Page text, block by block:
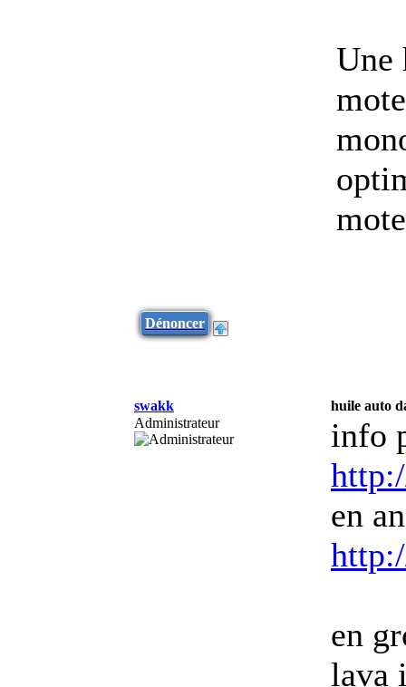
Une
Dénoncer
swakk
huile auto
Administrateur
info
en
en
lava